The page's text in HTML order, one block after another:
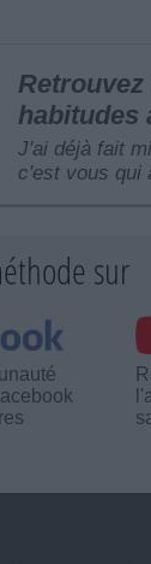
habitudes
J'ai déjà fait
c'est vous qui
sur